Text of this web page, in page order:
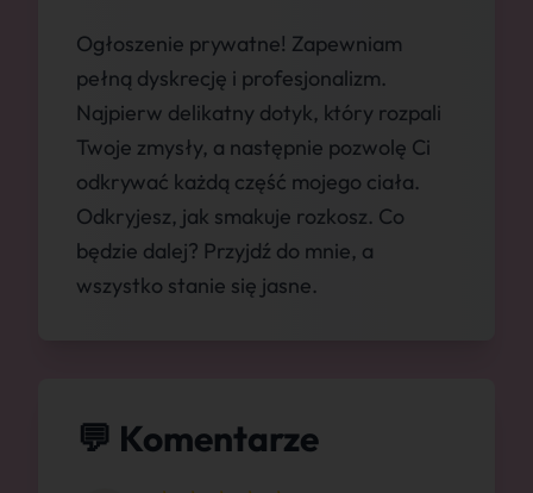
Ogłoszenie prywatne! Zapewniam
pełną dyskrecję i profesjonalizm.
Najpierw delikatny dotyk, który rozpali
Twoje zmysły, a następnie pozwolę Ci
odkrywać każdą część mojego ciała.
Odkryjesz, jak smakuje rozkosz. Co
będzie dalej? Przyjdź do mnie, a
wszystko stanie się jasne.
💬 Komentarze